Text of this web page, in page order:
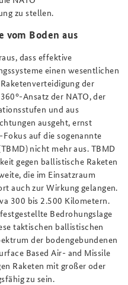
zu stellen.
vom Boden aus
dass effektive
einen wesentlichen
der
Ansatz der NATO, der
und aus
ausgeht, ernst
auf die sogenannte
nicht mehr aus. TBMD
gegen ballistische Raketen
die im Einsatzraum
auch zur Wirkung gelangen.
300 bis 2.500 Kilometern.
Bedrohungslage
taktischen ballistischen
der bodengebundenen
Based Air- and Missile
Raketen mit großer oder
zu sein.